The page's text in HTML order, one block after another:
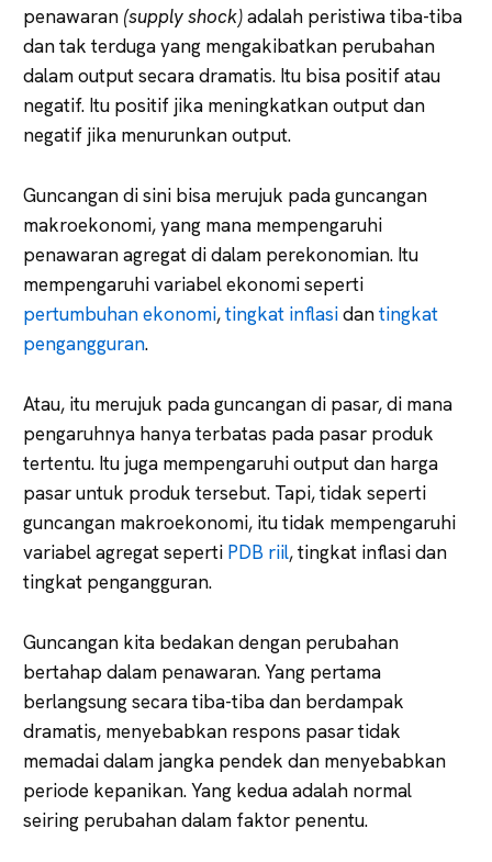
penawaran (supply shock)adalah peristiwa tiba-tiba
dan tak terduga yang mengakibatkan perubahan
dalam output secara dramatis. Itu bisa positif atau
negatif. Itu positif jika meningkatkan output dan
negatif jika menurunkan output.
Guncangan di sini bisa merujuk pada guncangan
makroekonomi, yang mana mempengaruhi
penawaran agregat di dalam perekonomian. Itu
mempengaruhi variabel ekonomi seperti
pertumbuhan ekonomi,tingkat inflasidantingkat
pengangguran.
Atau, itu merujuk pada guncangan di pasar, di mana
pengaruhnya hanya terbatas pada pasar produk
tertentu. Itu juga mempengaruhi output dan harga
pasar untuk produk tersebut. Tapi, tidak seperti
guncangan makroekonomi, itu tidak mempengaruhi
variabel agregat seperti PDB riil, tingkat inflasi dan
tingkat pengangguran.
Guncangan kita bedakan dengan perubahan
bertahap dalam penawaran. Yang pertama
berlangsung secara tiba-tiba dan berdampak
dramatis, menyebabkan respons pasar tidak
memadai dalam jangka pendek dan menyebabkan
periode kepanikan. Yang kedua adalah normal
seiring perubahan dalam faktor penentu.